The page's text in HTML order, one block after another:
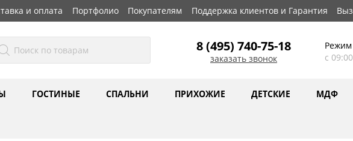
и оплата Портфолио Покупателям Поддержка клиентов и Гарантия
8 (495) 740-75-18
заказать звонок
с
ГОСТИНЫЕ СПАЛЬНИ ПРИХОЖИЕ ДЕТСКИЕ МДФ